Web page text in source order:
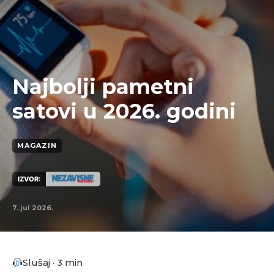
Najbolji pametni
satovi u 2026. godini
MAGAZIN
IZVOR:
7. jul 2026.
Slušaj · 3 min